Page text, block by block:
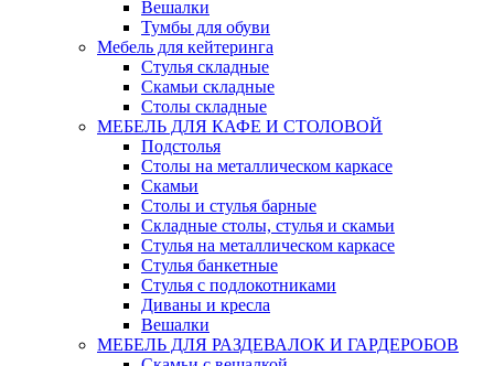
Вешалки
Тумбы для обуви
Мебель для кейтеринга
Стулья складные
Скамьи складные
Столы складные
МЕБЕЛЬ ДЛЯ КАФЕ И СТОЛОВОЙ
Подстолья
Столы на металлическом каркасе
Скамьи
Столы и стулья барные
Складные столы, стулья и скамьи
Стулья на металлическом каркасе
Стулья банкетные
Стулья с подлокотниками
Диваны и кресла
Вешалки
МЕБЕЛЬ ДЛЯ РАЗДЕВАЛОК И ГАРДЕРОБОВ